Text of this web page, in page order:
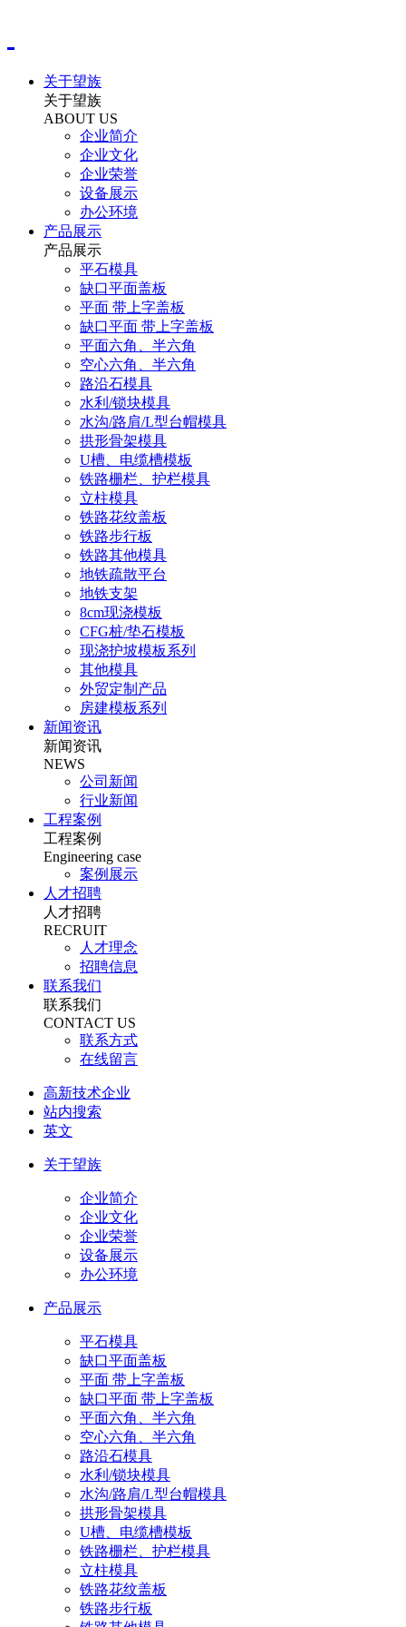
关于望族
关于望族
ABOUT US
企业简介
企业文化
企业荣誉
设备展示
办公环境
产品展示
产品展示
平石模具
缺口平面盖板
平面 带上字盖板
缺口平面 带上字盖板
平面六角、半六角
空心六角、半六角
路沿石模具
水利/锁块模具
水沟/路肩/L型台帽模具
拱形骨架模具
U槽、电缆槽模板
铁路栅栏、护栏模具
立柱模具
铁路花纹盖板
铁路步行板
铁路其他模具
地铁疏散平台
地铁支架
8cm现浇模板
CFG桩/垫石模板
现浇护坡模板系列
其他模具
外贸定制产品
房建模板系列
新闻资讯
新闻资讯
NEWS
公司新闻
行业新闻
工程案例
工程案例
Engineering case
案例展示
人才招聘
人才招聘
RECRUIT
人才理念
招聘信息
联系我们
联系我们
CONTACT US
联系方式
在线留言
高新技术企业
站内搜索
英文
关于望族
企业简介
企业文化
企业荣誉
设备展示
办公环境
产品展示
平石模具
缺口平面盖板
平面 带上字盖板
缺口平面 带上字盖板
平面六角、半六角
空心六角、半六角
路沿石模具
水利/锁块模具
水沟/路肩/L型台帽模具
拱形骨架模具
U槽、电缆槽模板
铁路栅栏、护栏模具
立柱模具
铁路花纹盖板
铁路步行板